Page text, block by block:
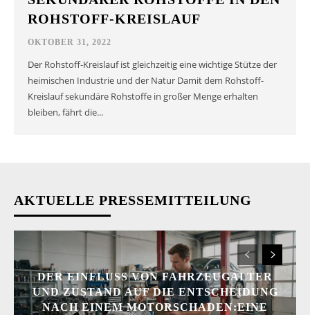
ROHSTOFF-KREISLAUF
OKTOBER 31, 2022
Der Rohstoff-Kreislauf ist gleichzeitig eine wichtige Stütze der
heimischen Industrie und der Natur Damit dem Rohstoff-
Kreislauf sekundäre Rohstoffe in großer Menge erhalten
bleiben, fährt die...
AKTUELLE PRESSEMITTEILUNG
DER EINFLUSS VON FAHRZEUGALTER
UND ZUSTAND AUF DIE ENTSCHEIDUNG
NACH EINEM MOTORSCHADEN:EINE